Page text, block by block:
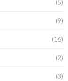
(5)
(9)
(16)
(2)
(3)